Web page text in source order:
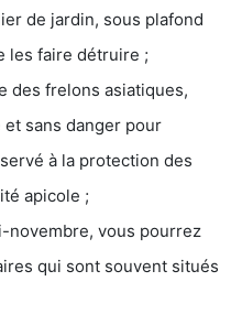
de jardin, sous plafond
les faire détruire ;
des frelons asiatiques,
et sans danger pour
à la protection des
apicole ;
novembre, vous pourrez
qui sont souvent situés